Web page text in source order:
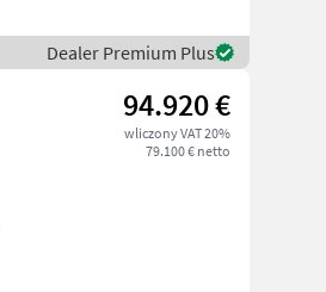
Dealer Premium Plus
94.920 €
wliczony VAT 20%
79.100 € netto